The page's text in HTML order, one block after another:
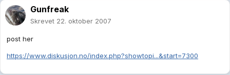
Gunfreak
Skrevet 22. oktober 2007
post her
https://www.diskusjon.no/index.php?showtopi...&start=7300